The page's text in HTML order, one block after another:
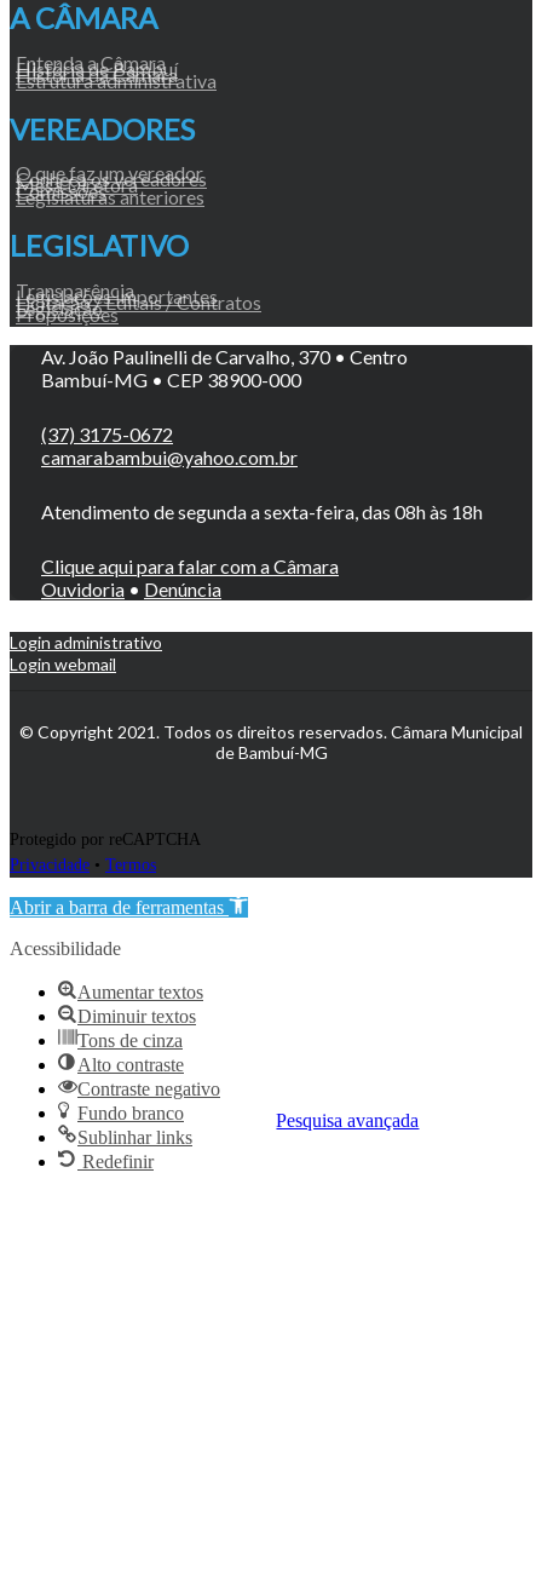
Pesquisa avançada
A CÂMARA
Entenda a Câmara
História de Bambuí
História da Câmara
Estrutura administrativa
VEREADORES
O que faz um vereador
Conheça os vereadores
Mesa Diretora
Comissões
Legislaturas anteriores
LEGISLATIVO
Transparência
Legislações Importantes
Licitação / Editais / Contratos
Legislação
Proposições
Av. João Paulinelli de Carvalho, 370 • Centro
Bambuí-MG • CEP 38900-000
(37) 3175-0672
camarabambui@yahoo.com.br
Atendimento de segunda a sexta-feira, das 08h às 18h
Clique aqui para falar com a Câmara
Ouvidoria • Denúncia
Login administrativo
Login webmail
© Copyright 2021. Todos os direitos reservados. Câmara Municipal
de Bambuí-MG
Protegido por reCAPTCHA
Privacidade • Termos
Abrir a barra de ferramentas
Acessibilidade
Aumentar textos
Diminuir textos
Tons de cinza
Alto contraste
Contraste negativo
Fundo branco
Sublinhar links
Redefinir